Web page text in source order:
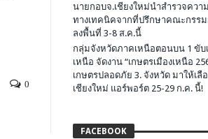
0
นายกอบจ.เชียงใหม่นำสำรวจควา
ทางเทคนิคจากที่ปรึกษาคณะกรร
ลงพื้นที่ 3-8 ส.ค.นี้
กลุ่มจังหวัดภาคเหนือตอนบน 1 ขับ
เหนือ จัดงาน “เกษตรเมืองเหนือ
เกษตรปลอดภัย 3. จังหวัด มาให้เลื
เชียงใหม่ แอร์พอร์ต 25-29 ก.ค. นี้!
FACEBOOK